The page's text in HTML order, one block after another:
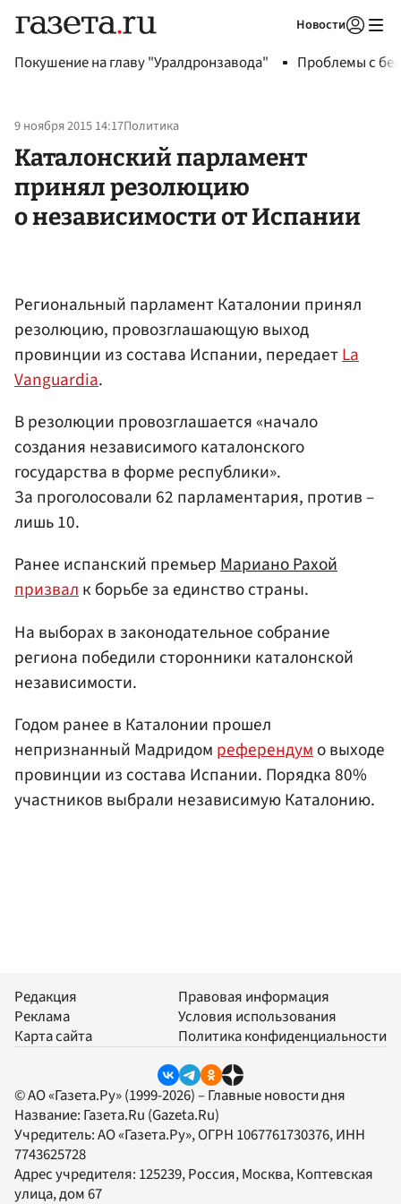
Новости
Покушение на главу "Уралдронзавода" Проблемы с
9 ноября 2015 14:17Политика
Каталонский парламент
принял резолюцию
о независимости от Испании
Региональный парламент Каталонии принял
резолюцию, провозглашающую выход
провинции из состава Испании, передаетLa
Vanguardia.
В резолюции провозглашается «начало
создания независимого каталонского
государства в форме республики».
За проголосовали 62 парламентария, против –
лишь 10.
Ранее испанский премьерМариано Рахой
призвалк борьбе за единство страны.
На выборах в законодательное собрание
региона победили сторонники каталонской
независимости.
Годом ранее в Каталонии прошел
непризнанный Мадридом референдумо выходе
провинции из состава Испании. Порядка 80%
участников выбрали независимую Каталонию.
Редакция
Реклама
Карта сайта
Правовая информация
Условия использования
Политика конфиденциальности
© АО «Газета.Ру» (1999-2026) – Главные новости дня
Название: Газета.Ru (Gazeta.Ru)
Учредитель:АО «Газета.Ру», ОГРН 1067761730376, ИНН
7743625728
Адрес учредителя: 125239, Россия, Москва, Коптевская
улица, дом 67